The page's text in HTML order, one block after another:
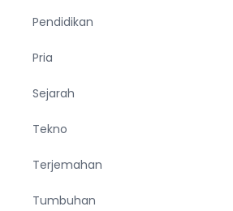
Pendidikan
Pria
Sejarah
Tekno
Terjemahan
Tumbuhan